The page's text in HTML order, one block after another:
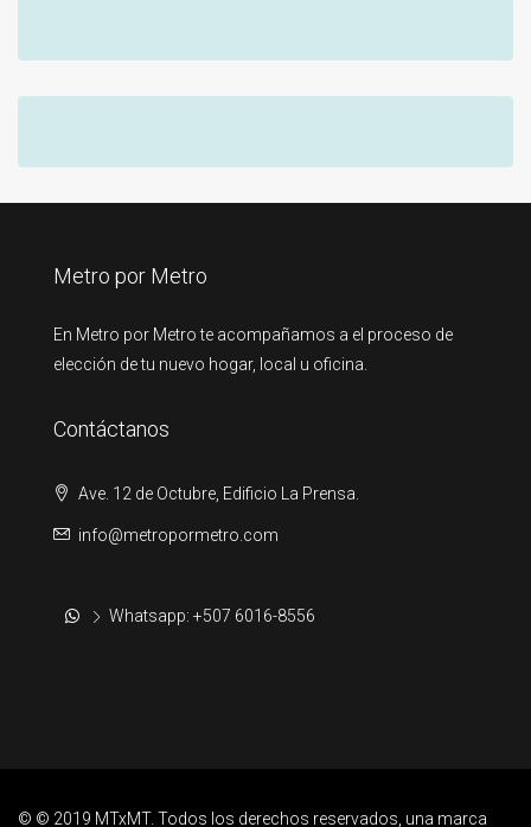
Metro por Metro
En Metro por Metro te acompañamos a el proceso de
elección de tu nuevo hogar, local u oficina.
Contáctanos
Ave. 12 de Octubre, Edificio La Prensa.
info@metropormetro.com
Whatsapp: +507 6016-8556
© © 2019 MTxMT. Todos los derechos reservados, una marca